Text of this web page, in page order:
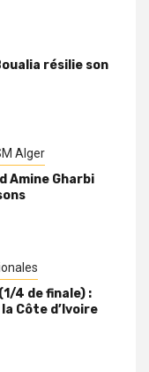
résilie son
Alger
Amine Gharbi
4 de finale) :
Côte d’Ivoire